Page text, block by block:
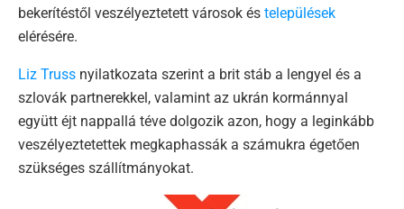
bekerítéstől veszélyeztetett városok és települések
elérésére.
Liz Truss nyilatkozata szerint a brit stáb a lengyel és a
szlovák partnerekkel, valamint az ukrán kormánnyal
együtt éjt nappallá téve dolgozik azon, hogy a leginkább
veszélyeztetettek megkaphassák a számukra égetően
szükséges szállítmányokat.